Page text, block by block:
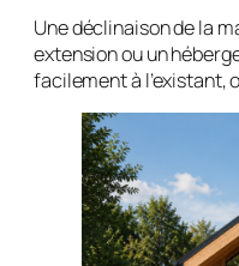
Une déclinaison de la
extension ou un
facilement à l’existant,